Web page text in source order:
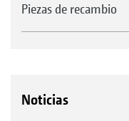
Piezas de recambio
Noticias